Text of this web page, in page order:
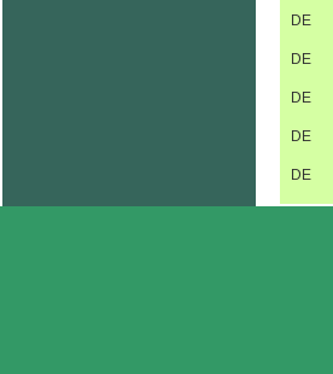
DE
DE
DE
DE
DE